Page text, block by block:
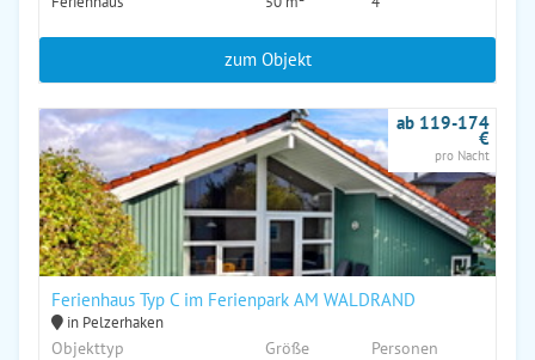
zum Objekt
Ferienhaus Typ C im Ferienpark AM WALDRAND
in Pelzerhaken
Objekttyp Größe Personen
ab 119-174
€
pro Nacht